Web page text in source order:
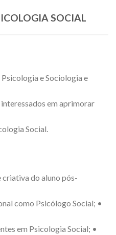
SOCIAL
e Sociologia e
em aprimorar
Social.
do aluno pós-
como Psicólogo Social; •
em Psicologia Social; •